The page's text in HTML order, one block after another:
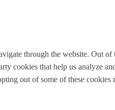
through the website. Out
cookies that help us analyze
out of some of these